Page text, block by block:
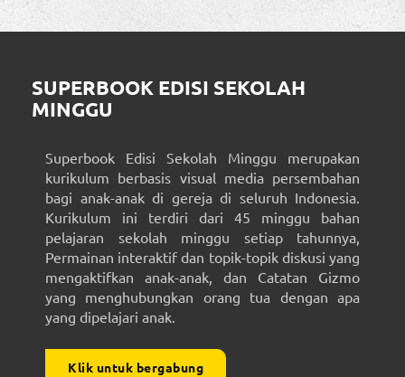
SUPERBOOK EDISI SEKOLAH
MINGGU
Superbook Edisi Sekolah Minggu merupakan
kurikulum berbasis visual media persembahan
bagi anak-anak di gereja di seluruh Indonesia.
Kurikulum ini terdiri dari 45 minggu bahan
pelajaran sekolah minggu setiap tahunnya,
Permainan interaktif dan topik-topik diskusi yang
mengaktifkan anak-anak, dan Catatan Gizmo
yang menghubungkan orang tua dengan apa
yang dipelajari anak.
Klik untuk bergabung